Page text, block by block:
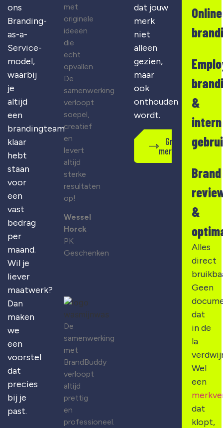
ons
Branding-
as-a-
Service-
model,
waarbij
je
altijd
een
brandingteam
klaar
hebt
staan
voor
een
vast
bedrag
per
maand.
Wil je
liever
maatwerk?
Dan
maken
we
een
voorstel
dat
precies
bij je
past.
met
originele
ideeën
die
echt
opvallen.
De
samenwerking
verloopt
soepel,
creatief
en
levert
altijd
sterke
resultaten
op!
Wessel
Horck
PK
Geschenken
De
samenwerking
met
BrandBuddy
verloopt
altijd
prettig
en
professioneel.
dat jouw
merk
niet
alleen
gezien,
maar
ook
onthouden
wordt.
Gratis
merkscan
Online
&
intern
Brand
&
Alles
direct
Geen
dat
in de
la
Wel
een
dat
klopt,